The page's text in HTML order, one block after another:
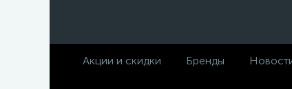
Акции и скидки Бренды